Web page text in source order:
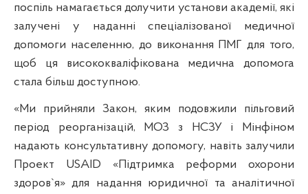
поспіль намагається долучити установи академії, які
залучені у наданні спеціалізованої медичної
допомоги населенню, до виконання ПМГ для того,
щоб ця висококваліфікована медична допомога
стала більш доступною.
«Ми прийняли Закон, яким подовжили пільговий
період реорганізацій, МОЗ з НСЗУ і Мінфіном
надають консультативну допомогу, навіть залучили
Проект USAID «Підтримка реформи охорони
здоров`я» для надання юридичної та аналітичної